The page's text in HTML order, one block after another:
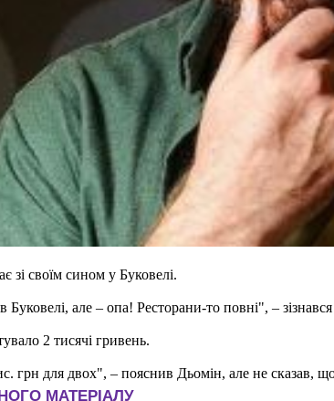
зі своїм сином у Буковелі.
але – опа! Ресторани-то повні", – зізнався
2 тисячі гривень.
грн для двох", – пояснив Дьомін, але не сказав,